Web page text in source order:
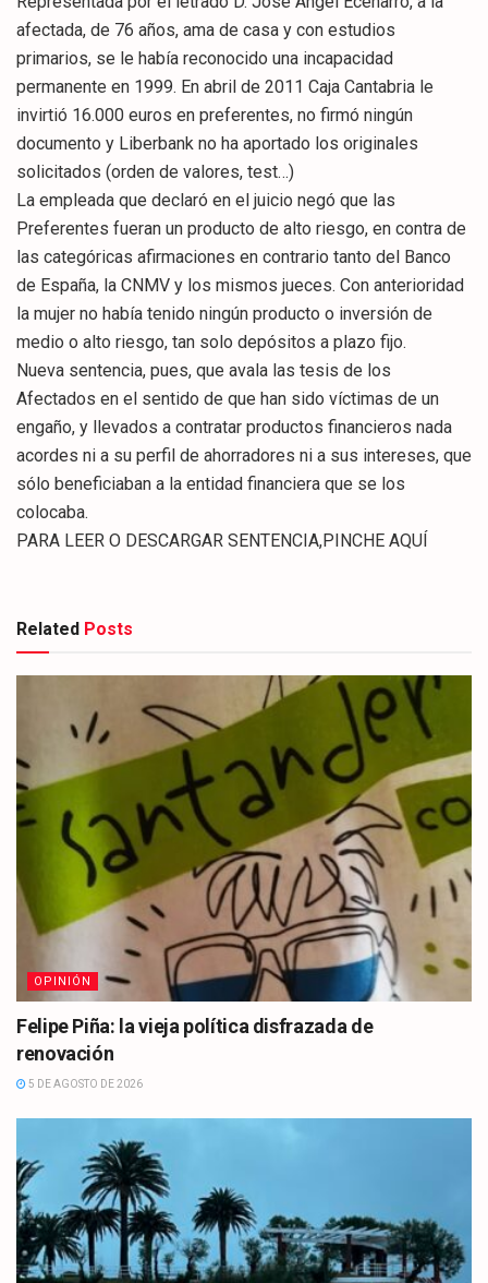
afectada, de 76 años, ama de casa y con estudios
primarios, se le había reconocido una incapacidad
permanente en 1999. En abril de 2011 Caja Cantabria le
invirtió 16.000 euros en preferentes, no firmó ningún
documento y Liberbank no ha aportado los originales
solicitados (orden de valores, test…)
La empleada que declaró en el juicio negó que las
Preferentes fueran un producto de alto riesgo, en contra de
las categóricas afirmaciones en contrario tanto del Banco
de España, la CNMV y los mismos jueces. Con anterioridad
la mujer no había tenido ningún producto o inversión de
medio o alto riesgo, tan solo depósitos a plazo fijo.
Nueva sentencia, pues, que avala las tesis de los
Afectados en el sentido de que han sido víctimas de un
engaño, y llevados a contratar productos financieros nada
acordes ni a su perfil de ahorradores ni a sus intereses, que
sólo beneficiaban a la entidad financiera que se los
colocaba.
PARA LEER O DESCARGAR SENTENCIA,PINCHE AQUÍ
Related Posts
OPINIÓN
Felipe Piña: la vieja política disfrazada de
renovación
5 DE AGOSTO DE 2026